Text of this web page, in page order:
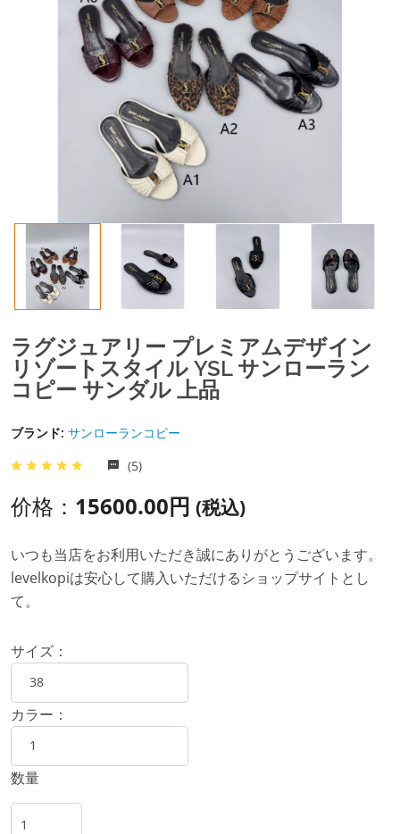
ラグジュアリー プレミアムデザイン
リゾートスタイル YSL サンローラン
コピー サンダル 上品
ブランド: サンローランコピー
(5)
价格： 15600.00円 (税込)
いつも当店をお利用いただき誠にありがとうございます。
levelkopiは安心して購入いただけるショップサイトとし
て。
サイズ：
カラー：
数量